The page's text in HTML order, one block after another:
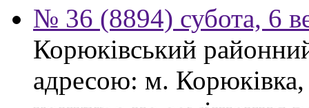
№ 36 (8894) субота, 6
Корюківський
адресою: м.